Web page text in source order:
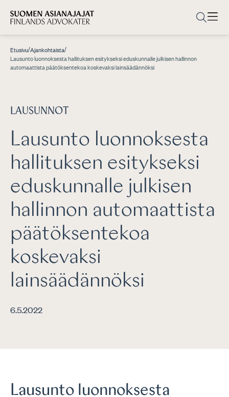
Etusivu/Ajankohtaista/
Lausunto luonnoksesta hallituksen esitykseksi eduskunnalle julkisen hallinnon
automaattista päätöksentekoa koskevaksi lainsäädännöksi
LAUSUNNOT
Lausunto luonnoksesta
hallituksen esitykseksi
eduskunnalle julkisen
hallinnon automaattista
päätöksentekoa
koskevaksi
lainsäädännöksi
6.5.2022
Lausunto luonnoksesta